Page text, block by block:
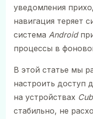
уведомления
навигация теряет
система Android
процессы в
В этой статье мы
настроить доступ
на устройствах
стабильно, не